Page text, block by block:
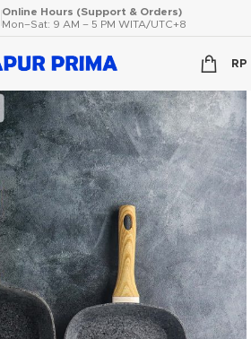
Online Hours (Support & Orders)
Mon–Sat: 9 AM – 5 PM WITA/UTC+8
RP